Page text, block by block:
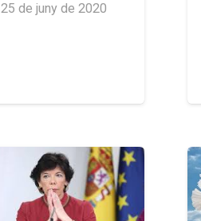
25 de juny de 2020